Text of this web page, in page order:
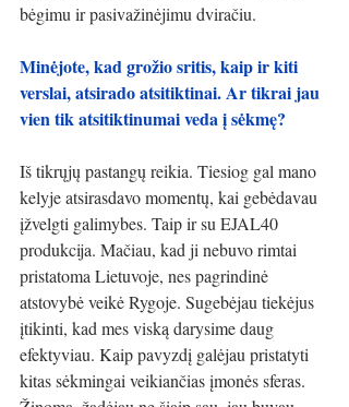
bėgimu ir pasivažinėjimu dviračiu.
Minėjote, kad grožio sritis, kaip ir kiti
verslai, atsirado atsitiktinai. Ar tikrai jau
vien tik atsitiktinumai veda į sėkmę?
Iš tikrųjų pastangų reikia. Tiesiog gal mano
kelyje atsirasdavo momentų, kai gebėdavau
įžvelgti galimybes. Taip ir su EJAL40
produkcija. Mačiau, kad ji nebuvo rimtai
pristatoma Lietuvoje, nes pagrindinė
atstovybė veikė Rygoje. Sugebėjau tiekėjus
įtikinti, kad mes viską darysime daug
efektyviau. Kaip pavyzdį galėjau pristatyti
kitas sėkmingai veikiančias įmonės sferas.